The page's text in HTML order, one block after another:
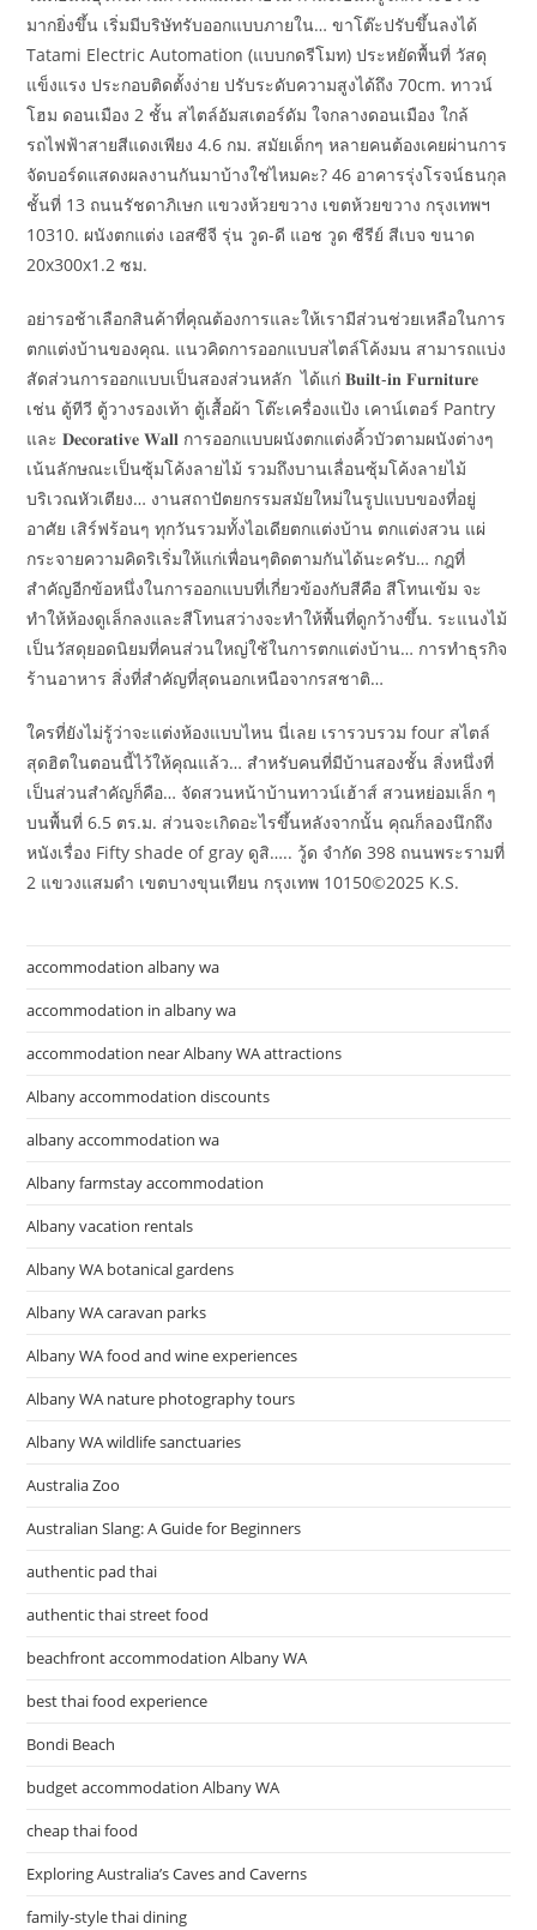
มากยิ่งขึ้น เริ่มมีบริษัทรับออกแบบภายใน… ขาโต๊ะปรับขึ้นลงได้
Tatami Electric Automation (แบบกดรีโมท) ประหยัดพื้นที่ วัสดุ
แข็งแรง ประกอบติดตั้งง่าย ปรับระดับความสูงได้ถึง 70cm. ทาวน์
โฮม ดอนเมือง 2 ชั้น สไตล์อัมสเตอร์ดัม ใจกลางดอนเมือง ใกล้
รถไฟฟ้าสายสีแดงเพียง 4.6 กม. สมัยเด็กๆ หลายคนต้องเคยผ่านการ
จัดบอร์ดแสดงผลงานกันมาบ้างใช่ไหมคะ? 46 อาคารรุ่งโรจน์ธนกุล
ชั้นที่ 13 ถนนรัชดาภิเษก แขวงห้วยขวาง เขตห้วยขวาง กรุงเทพฯ
10310. ผนังตกแต่ง เอสซีจี รุ่น วูด-ดี แอช วูด ซีรีย์ สีเบจ ขนาด
20x300x1.2 ซม.
อย่ารอช้าเลือกสินค้าที่คุณต้องการและให้เรามีส่วนช่วยเหลือในการ
ตกแต่งบ้านของคุณ. แนวคิดการออกแบบสไตล์โค้งมน สามารถแบ่ง
สัดส่วนการออกแบบเป็นสองส่วนหลัก ได้แก่ 𝐁𝐮𝐢𝐥𝐭-𝐢𝐧 𝐅𝐮𝐫𝐧𝐢𝐭𝐮𝐫𝐞
เช่น ตู้ทีวี ตู้วางรองเท้า ตู้เสื้อผ้า โต๊ะเครื่องแป้ง เคาน์เตอร์ Pantry
และ 𝐃𝐞𝐜𝐨𝐫𝐚𝐭𝐢𝐯𝐞 𝐖𝐚𝐥𝐥 การออกแบบผนังตกแต่งคิ้วบัวตามผนังต่างๆ
เน้นลักษณะเป็นซุ้มโค้งลายไม้ รวมถึงบานเลื่อนซุ้มโค้งลายไม้
บริเวณหัวเตียง… งานสถาปัตยกรรมสมัยใหม่ในรูปแบบของที่อยู่
อาศัย เสิร์ฟร้อนๆ ทุกวันรวมทั้งไอเดียตกแต่งบ้าน ตกแต่งสวน แผ่
กระจายความคิดริเริ่มให้แก่เพื่อนๆติดตามกันได้นะครับ… กฎที่
สำคัญอีกข้อหนึ่งในการออกแบบที่เกี่ยวข้องกับสีคือ สีโทนเข้ม จะ
ทำให้ห้องดูเล็กลงและสีโทนสว่างจะทำให้พื้นที่ดูกว้างขึ้น. ระแนงไม้
เป็นวัสดุยอดนิยมที่คนส่วนใหญ่ใช้ในการตกแต่งบ้าน… การทำธุรกิจ
ร้านอาหาร สิ่งที่สำคัญที่สุดนอกเหนือจากรสชาติ…
ใครที่ยังไม่รู้ว่าจะแต่งห้องแบบไหน นี่เลย เรารวบรวม four สไตล์
สุดฮิตในตอนนี้ไว้ให้คุณแล้ว… สำหรับคนที่มีบ้านสองชั้น สิ่งหนึ่งที่
เป็นส่วนสำคัญก็คือ… จัดสวนหน้าบ้านทาวน์เฮ้าส์ สวนหย่อมเล็ก ๆ
บนพื้นที่ 6.5 ตร.ม. ส่วนจะเกิดอะไรขึ้นหลังจากนั้น คุณก็ลองนึกถึง
หนังเรื่อง Fifty shade of gray ดูสิ….. วู้ด จำกัด 398 ถนนพระรามที่
2 แขวงแสมดำ เขตบางขุนเทียน กรุงเทพ 10150©2025 K.S.
accommodation albany wa
accommodation in albany wa
accommodation near Albany WA attractions
Albany accommodation discounts
albany accommodation wa
Albany farmstay accommodation
Albany vacation rentals
Albany WA botanical gardens
Albany WA caravan parks
Albany WA food and wine experiences
Albany WA nature photography tours
Albany WA wildlife sanctuaries
Australia Zoo
Australian Slang: A Guide for Beginners
authentic pad thai
authentic thai street food
beachfront accommodation Albany WA
best thai food experience
Bondi Beach
budget accommodation Albany WA
cheap thai food
Exploring Australia’s Caves and Caverns
family-style thai dining